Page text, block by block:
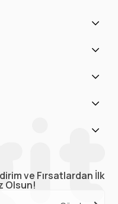
ve Fırsatlardan İlk
Olsun!